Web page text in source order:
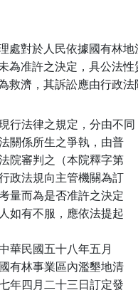
處對於人民依據國有林地
為准許之決定，具公法性
救濟，其訴訟應由行政法
行為（行政處
    分、事實行為或其他行為）或私法行為，亦不論該法規內容與目的為何，凡有涉
    及重大公益者均屬公法爭議，顯未充分考量行政法有關公法行為或私法行為之區
    別標準與公權利等法理，而不當擴大公法爭議之範圍。且倘若人民提起行政爭訟
    ，卻又因欠缺公法上請求權之依據而被駁回，徒增無意義之行政爭訟事件，對人
    民之權利保障並無實際功能，情何以堪？
二、本件主管機關所為拒絕訂定租賃契約之決定是否屬行政處分？
        本件主管機關所為拒絕訂定租賃契約之決定，是否屬行政處分？此一問題之
    解答乃認定本件是否有公法爭議之重要關鍵，惟多數意見並未予以說明，似有意
    規避此一問題。最高行政法院 99 年度裁字第 968  號裁定則明白表示其非屬行
    政處分。
        按關於行政處分之定義，行政程序法第 92 條已有明文。而行政機關對人民
    之申請予以表示拒絕者，是否為行政處分﹖其判斷關鍵，端在行政機關之拒絕是
    否構成一種「規律」（Regelung）。所謂規律，指行政機關經由單方之意思發生
    有拘束力之法律效果。其內含包括法效性與單方性。行政處分必須具有規律內容
    ，故與單純的意思表示（因符合法律要件而依據法律發生法律效果，例如：公法
    上債務之抵銷、解除契約、催告等）有別。規律之內涵例如：直接變更現有之權
    利、規定特定人之公法地位、形成私法關係、創設某特定法律效果之構成要件、
    證明某種特定資格、提供權利行使之法定證據方法、爭端之決定、具有行政處分
    性質之行政程序行為等（註一）。至於行政機關拒絕人民之申請，即在不依其申
    請發生法律效果，因此，拒絕申請是否為「規律」，應另循下列標準：如係申請
    作成行政處分，則行政機關之拒絕亦屬行政處分，例如：拒絕核發建築執照；如
    係申請實施事實行為，則行政機關之拒絕固多屬事實行為，例如：拒絕開闢道路
    。但亦當考慮其拒絕是否包含可構成「規律」之其他因素在內，例如：拒絕當事
    人申請閱覽卷宗，因申請閱覽卷宗係當事人在行政程序上得享有之權利，故拒絕
    其申請係一種行政處分（註二）。本件係申請訂立租賃契約（私法契約），主管
    機關所為拒絕訂定租賃契約之決定，除非因而侵害申請人之公法上權利，否則難
    認該決定係屬行政處分。而如上所述，申請人依系爭要點或其他法規規定，尚難
    認其享有訂定租賃契約之公法上權利，則如何能認定主管機關所為拒絕訂定租賃
    契約之決定屬行政處分，而非屬私法上意思表示？倘若不能認定主管機關所為拒
    絕訂定租賃契約之決定係屬行政處分，則又如何認定本件涉及公法爭議？其公法
    爭議之內容為何？多數意見對此未能說明，未來申請人如何提起行政爭訟？
三、多數意見錯誤的起點：
        多數意見開宗明義以：人民依行政法規向主管機關為訂約之申請，若主管機
    關依相關法規須基於公益之考量而為是否准許之決定，其因未准許致不能進入訂
    約程序者，此等申請人如有不服，應依法提起行政爭訟（本院釋字第五四○號解
    釋參照）等語，為其論述基準。
        上述多數意見開宗明義之論述，顯係基於釋字第五四○號解釋與兩階段理論
    而為。雖其為免陷入兩階段理論之爭議，而謂「因未准許致不能進入訂約程序者
    ，此等申請人如有不服，應依法提起行政爭訟」，然既明白指出「因未准許致不
    能進入訂約程序者」，即係將整個過程割裂為兩階段，而以訂約前之第一階段之
    爭訟歸屬行政爭訟，甚為明白，何況引用釋字第五四○號解釋，何能規避兩階段
    理論之檢討？（多數意見亦有誤用釋字第五四○號解釋與兩階段理論之缺失，如
    後述）。
        上述開宗明義之論述中所謂「人民依行政法規向主管機關為訂約之申請」，
    如依其立論，此種行政法規，應係指可使人民對行政機關享有為訂約之公法上請
    求權之規範而言。因此，如認系爭要點係屬此種行政法規，則應充分論證人民依
    系爭要點享有為訂約之公法上請求權才是。吾人試問，系爭要點之規定內容具備
    上述條件否？
        再者，上述開宗明義之論述以「主管機關依相關法規須基於公益之考量而為
    是否准許之決定」作為「應依法提起行政爭訟」之理由，而不問有無行使公權力
    ？是否有公法上爭議？何來「應依法提起行政爭訟」之結論？殊不知行政法係公
    法，相對於私法則居於特別法之地位，故認為有公法爭議之存在者，必須加以證
    明，如不能證明，則應將之歸屬於私法爭議。而行政機關為任何行為，不論是公
    權力行為或私經濟行為，均應受現行有效行政法規之拘束，並不因某一行為應受
    行政法規之拘束，而逕認該一行為係公權力行為而屬行政訴訟範圍（註三）；且
    行政機關所為行為，不論是公權力行為或私經濟行為，均與公益具有直接或間接
    之關係，均應考量公益，豈能僅以「主管機關依相關法規須基於公益之考量而為
    是否准許之決定」，而逕論有公法爭議或行使公權力之存在？又如何能推論「應
    依法提起行政爭訟」？多數意見於上述開宗明義之論述，顯已悖離行政法基本原
    理，而建立錯誤的論述基準。
四、本件情形不適用釋字第五四○號解釋與兩階段理論，尤不因兩階段理論而使該主
    管機關所為之拒絕表示成為公權力行政。
        兩階段理論係將法律關係之形成（如給付過程）區分為二個程序上階段：第
    一階段：決定是否行為（如是否給付）：屬公法行為（決定是否予以補助，並依
    據公法法規作成行政處分，以確定受益人及給付，例如：許可優惠貸款）。第二
    階段：決定如何行為（如何給付）：其行為方式可能是公法，也可能是私法（即
    以後續之私法上法律行為，決定具體之內容，例如：貸款利息及返還方式，實現
    補助之行政目的）。但兩階段理論並非用來區別公法與私法，其適用應以有區分
    兩階段之可能，以及從第一階段所依據之法規觀察，依公法與私法區別之法理判
    斷，可認該第一階段之行為係屬公法行為，為其適用之前提（註四），並非可毫
    無限制地適用。因此，不因兩階段理論而使該主管機關所為之拒絕表示成為公權
    力行政。反之，係因依相關法規與行政法法理判斷，可認其係屬公法行為，始適
    用兩階段理論。
        兩階段理論雖有其實務上價值，可使人民對第一階段之公法行為獲得救濟，
    但亦普遍遭受批判，主要是兩階段理論之適用，可能將單一之生活事實割裂而分
    別適用不同之法則及救濟制度，有違反程序經濟、造成法律上不安定及權利保護
    上的困難等缺失（註五）。學者更精確指出兩階段理論造成的疑義與困難大致如
    下：（1 ）第一階段之行政處分如認應該訂立私法契約，甚而決定契約內容，等
    於以行政處分形成私法關係，則第二階段之要約、承